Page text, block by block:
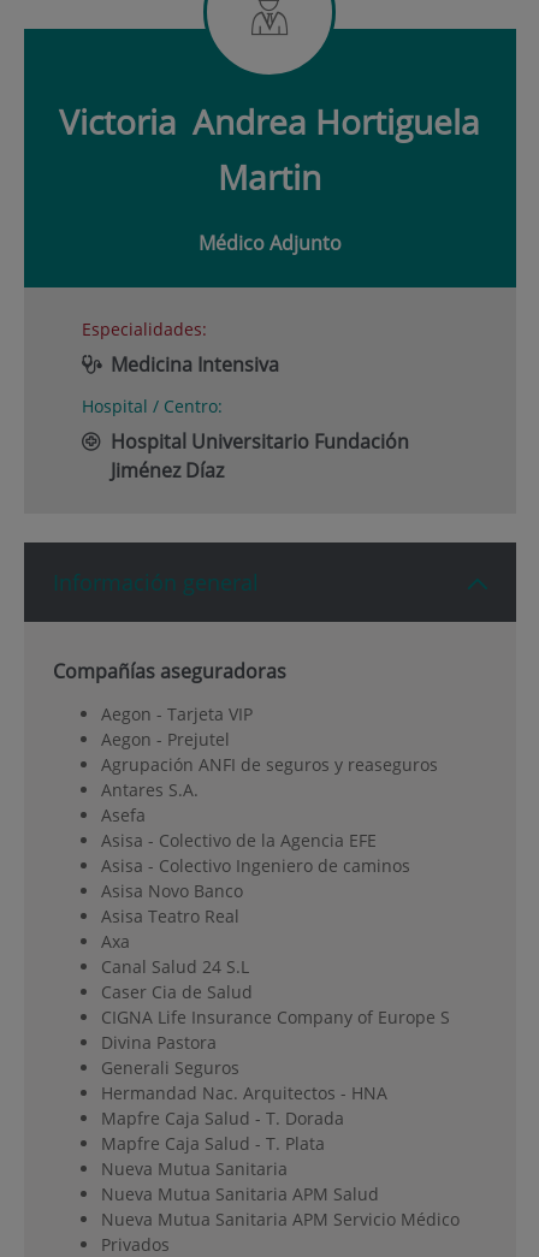
Victoria Andrea Hortiguela
Martin
Médico Adjunto
Especialidades:
Medicina Intensiva
Hospital / Centro:
Hospital Universitario Fundación
Jiménez Díaz
Información general
Compañías aseguradoras
Aegon - Tarjeta VIP
Aegon - Prejutel
Agrupación ANFI de seguros y reaseguros
Antares S.A.
Asefa
Asisa - Colectivo de la Agencia EFE
Asisa - Colectivo Ingeniero de caminos
Asisa Novo Banco
Asisa Teatro Real
Axa
Canal Salud 24 S.L
Caser Cia de Salud
CIGNA Life Insurance Company of Europe S
Divina Pastora
Generali Seguros
Hermandad Nac. Arquitectos - HNA
Mapfre Caja Salud - T. Dorada
Mapfre Caja Salud - T. Plata
Nueva Mutua Sanitaria
Nueva Mutua Sanitaria APM Salud
Nueva Mutua Sanitaria APM Servicio Médico
Privados